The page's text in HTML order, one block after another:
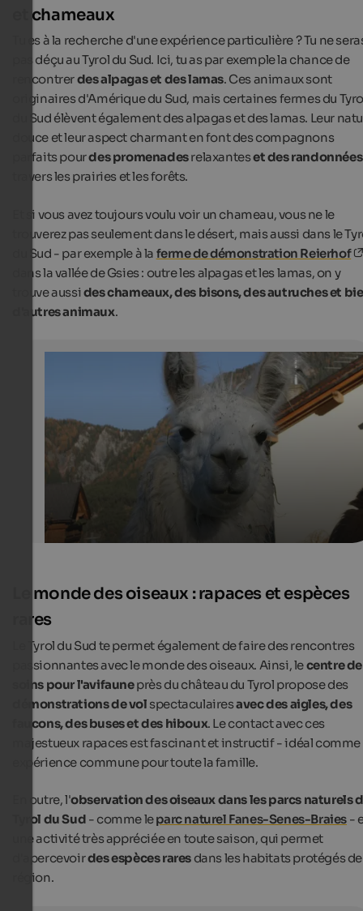
The animals can be found in several South Tyrolean
Internet Consulting
et chameaux
Tu es à la recherche d'une expérience particulière ? Tu ne
pas déçu au Tyrol du Sud. Ici, tu as par exemple la chance de
rencontrerdes alpagas et des lamas. Ces animaux sont
originaires d'Amérique du Sud, mais certaines fermes du
du Sud élèvent également des alpagas et des lamas. Leur
douce et leur aspect charmant en font des compagnons
parfaits pourdes promenadesrelaxanteset des randonnées
travers les prairies et les forêts.
Et si vous avez toujours voulu voir un chameau, vous ne le
trouverez pas seulement dans le désert, mais aussi dans le
du Sud - par exemple à la ferme de démonstration Reierhof
dans la vallée de Gsies : outre les alpagas et les lamas, on y
trouve aussides chameaux, des bisons, des autruches et
d'autres animaux.
Le monde des oiseaux : rapaces et espèces
rares
Le Tyrol du Sud te permet également de faire des rencontres
passionnantes avec le monde des oiseaux. Ainsi, lecentre de
soins pour l'avifauneprès du château du Tyrol propose des
démonstrations de vol spectaculairesavec des aigles, des
faucons, des buses et des hiboux. Le contact avec ces
majestueux rapaces est fascinant et instructif - idéal comme
expérience commune pour toute la famille.
En outre, l'observation des oiseaux dans les parcs naturels
Tyrol du Sud - comme leparc naturel Fanes-Senes-Braies -
une activité très appréciée en toute saison, qui permet
d'apercevoirdes espèces rares dans les habitats protégés
région.